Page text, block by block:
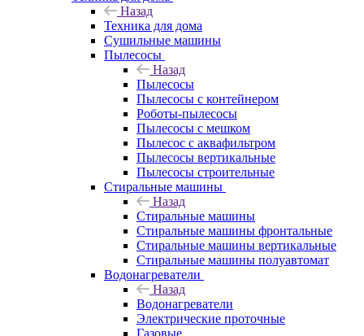
Назад
Техника для дома
Сушильные машины
Пылесосы
Назад
Пылесосы
Пылесосы с контейнером
Роботы-пылесосы
Пылесосы с мешком
Пылесос с аквафильтром
Пылесосы вертикальные
Пылесосы строительные
Стиральные машины
Назад
Стиральные машины
Стиральные машины фронтальные
Стиральные машины вертикальные
Стиральные машины полуавтомат
Водонагреватели
Назад
Водонагреватели
Электрические проточные
Газовые